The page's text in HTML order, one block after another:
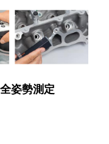
全姿勢測定